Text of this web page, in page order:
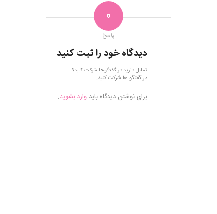
0
پاسخ
دیدگاه خود را ثبت کنید
تمایل دارید در گفتگوها شرکت کنید؟
در گفتگو ها شرکت کنید.
برای نوشتن دیدگاه باید وارد بشوید.